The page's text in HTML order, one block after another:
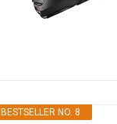
BESTSELLER NO. 8